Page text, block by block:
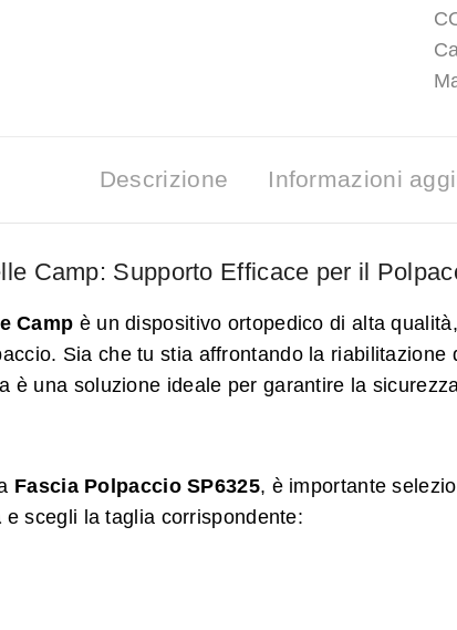
Descrizione Informazioni
Camp: Supporto Efficace per il
Camp è un dispositivo ortopedico di alta
Sia che tu stia affrontando la
è una soluzione ideale per garantire la
Fascia Polpaccio SP6325, è importante
e scegli la taglia corrispondente: